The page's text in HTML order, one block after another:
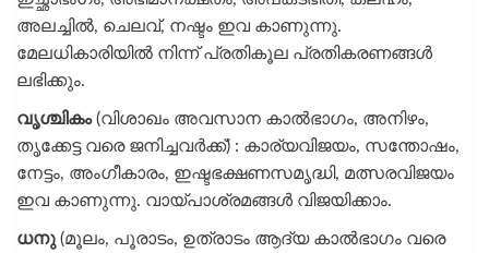
അലച്ചിൽ, ചെലവ്, നഷ്ടം ഇവ കാണുന്നു.
മേലധികാരിയിൽ നിന്ന് പ്രതികൂല പ്രതികരണങ്ങൾ
ലഭിക്കും.
വൃശ്ചികം(വിശാഖം അവസാന കാൽഭാഗം, അനിഴം,
തൃക്കേട്ട വരെ ജനിച്ചവർക്ക്) : കാര്യവിജയം, സന്തോഷം,
നേട്ടം, അംഗീകാരം, ഇഷ്ടഭക്ഷണസമൃദ്ധി, മത്സരവിജയം
ഇവ കാണുന്നു. വായ്പാശ്രമങ്ങൾ വിജയിക്കാം.
ധനു (മൂലം, പൂരാടം, ഉത്രാടം ആദ്യ കാൽഭാഗം വരെ